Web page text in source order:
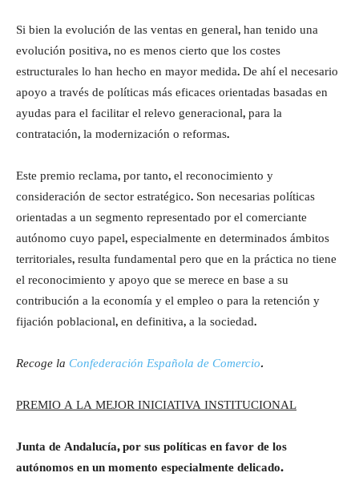
Si bien la evolución de las ventas en general, han tenido una
evolución positiva, no es menos cierto que los costes
estructurales lo han hecho en mayor medida. De ahí el necesario
apoyo a través de políticas más eficaces orientadas basadas en
ayudas para el facilitar el relevo generacional, para la
contratación, la modernización o reformas.
Este premio reclama, por tanto, el reconocimiento y
consideración de sector estratégico. Son necesarias políticas
orientadas a un segmento representado por el comerciante
autónomo cuyo papel, especialmente en determinados ámbitos
territoriales, resulta fundamental pero que en la práctica no tiene
el reconocimiento y apoyo que se merece en base a su
contribución a la economía y el empleo o para la retención y
fijación poblacional, en definitiva, a la sociedad.
Recoge laConfederación Española de Comercio.
PREMIO A LA MEJOR INICIATIVA INSTITUCIONAL
Junta de Andalucía, por sus políticas en favor de los
autónomos en un momento especialmente delicado.